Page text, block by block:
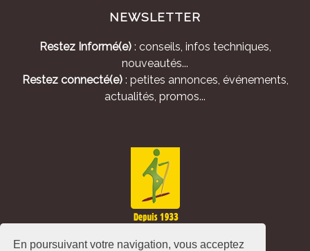
En poursuivant votre navigation, vous acceptez
NEWSLETTER
Restez Informé(e): conseils, infos techniques,
nouveautés...
Restez connecté(e): petites annonces, événements,
actualités, promos...